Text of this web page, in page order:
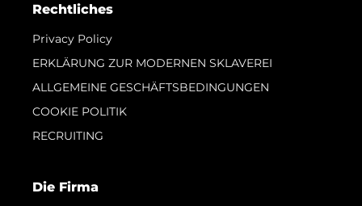
Rechtliches
Privacy Policy
ERKLÄRUNG ZUR MODERNEN SKLAVEREI
ALLGEMEINE GESCHÄFTSBEDINGUNGEN
COOKIE POLITIK
RECRUITING
Die Firma